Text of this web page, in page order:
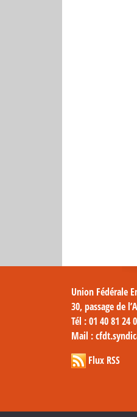
Union Fédérale
30, passage de
Tél : 01 40 81 24
Mail :
Flux RSS